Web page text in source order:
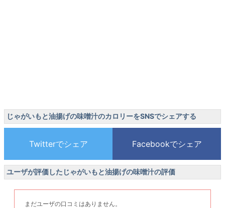
じゃがいもと油揚げの味噌汁のカロリーをSNSでシェアする
ユーザが評価したじゃがいもと油揚げの味噌汁の評価
まだユーザの口コミはありません。